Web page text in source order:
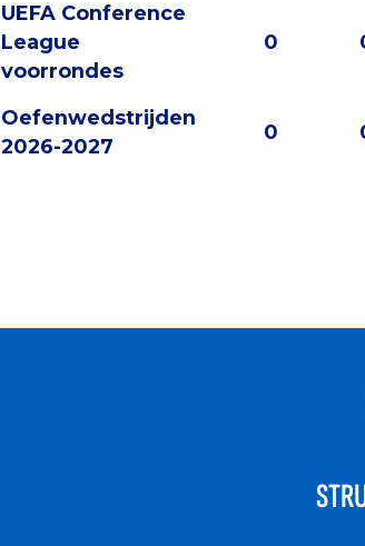
UEFA Conference
League
voorrondes
0
Oefenwedstrijden
2026-2027
0